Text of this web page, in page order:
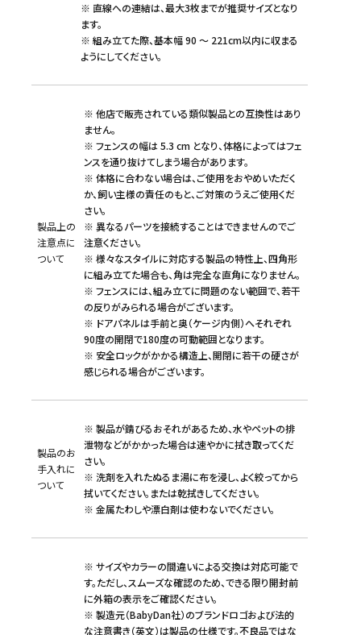
※ 直線への連結は、最大3枚までが推奨サイズとなり
ます。
※ 組み立てた際、基本幅 90 ～ 221cm以内に収まる
ようにしてください。
製品上の
注意点に
ついて
※ 他店で販売されている類似製品との互換性はあり
ません。
※ フェンスの幅は 5.3 cm となり、体格によってはフェ
ンスを通り抜けてしまう場合があります。
※ 体格に合わない場合は、ご使用をおやめいただく
か、飼い主様の責任のもと、ご対策のうえご使用くだ
さい。
※ 異なるパーツを接続することはできませんのでご
注意ください。
※ 様々なスタイルに対応する製品の特性上、四角形
に組み立てた場合も、角は完全な直角になりません。
※ フェンスには、組み立てに問題のない範囲で、若干
の反りがみられる場合がございます。
※ ドアパネルは手前と奥（ケージ内側）へそれぞれ
90度の開閉で180度の可動範囲となります。
※ 安全ロックがかかる構造上、開閉に若干の硬さが
感じられる場合がございます。
製品のお
手入れに
ついて
※ 製品が錆びるおそれがあるため、水やペットの排
泄物などがかかった場合は速やかに拭き取ってくだ
さい。
※ 洗剤を入れたぬるま湯に布を浸し、よく絞ってから
拭いてください。または乾拭きしてください。
※ 金属たわしや漂白剤は使わないでください。
※ サイズやカラーの間違いによる交換は対応可能で
す。ただし、スムーズな確認のため、できる限り開封前
に外箱の表示をご確認ください。
※ 製造元（BabyDan社）のブランドロゴおよび法的
な注意書き（英文）は製品の仕様です。不良品ではな